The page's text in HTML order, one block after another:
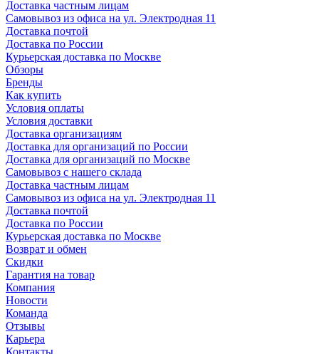
Доставка частным лицам
Самовывоз из офиса на ул. Электродная 11
Доставка почтой
Доставка по России
Курьерская доставка по Москве
Обзоры
Бренды
Как купить
Условия оплаты
Условия доставки
Доставка организациям
Доставка для организаций по России
Доставка для организаций по Москве
Самовывоз с нашего склада
Доставка частным лицам
Самовывоз из офиса на ул. Электродная 11
Доставка почтой
Доставка по России
Курьерская доставка по Москве
Возврат и обмен
Скидки
Гарантия на товар
Компания
Новости
Команда
Отзывы
Карьера
Контакты